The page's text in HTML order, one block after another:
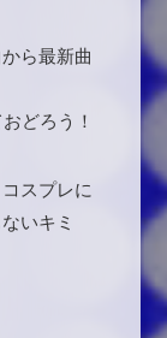
ら最新曲
どろう！
スプレに
いキミ